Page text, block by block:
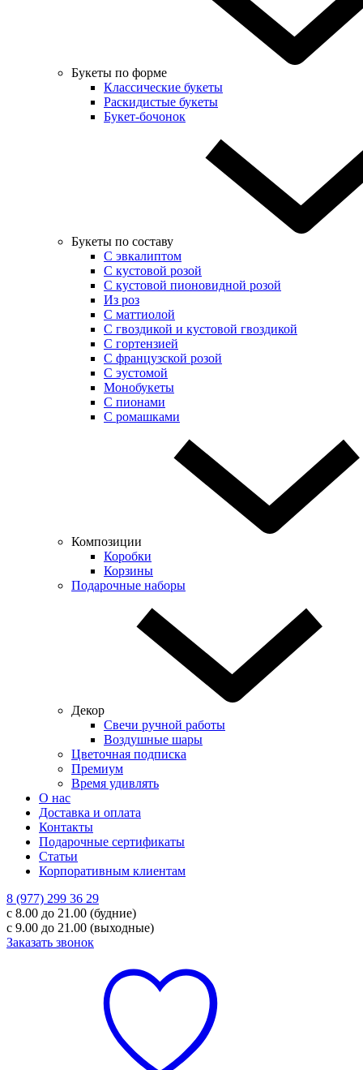
Букеты по форме
Классические букеты
Раскидистые букеты
Букет-бочонок
Букеты по составу
С эвкалиптом
С кустовой розой
С кустовой пионовидной розой
Из роз
С маттиолой
С гвоздикой и кустовой гвоздикой
С гортензией
С французской розой
С эустомой
Монобукеты
С пионами
С ромашками
Композиции
Коробки
Корзины
Подарочные наборы
Декор
Свечи ручной работы
Воздушные шары
Цветочная подписка
Премиум
Время удивлять
О нас
Доставка и оплата
Контакты
Подарочные сертификаты
Статьи
Корпоративным клиентам
8 (977) 299 36 29
с 8.00 до 21.00 (будние)
с 9.00 до 21.00 (выходные)
Заказать звонок